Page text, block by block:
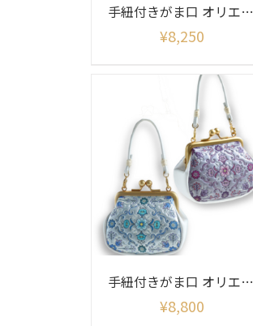
手紐付きがま口 オリエント柄
¥8,250
手紐付きがま口 オリエント柄シャイニー
¥8,800